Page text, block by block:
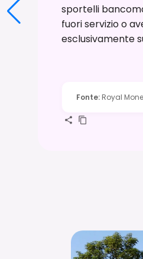
sportelli
fuori servizio o
esclusivamente
Fonte: Royal